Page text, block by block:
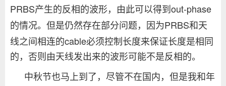
PRBS产生的反相的波形，由此可以得到 out-phase
的情况。但是仍然存在部分问题，因为PRBS和天
线之间相连的cable必须控制长度来保证长度是相同
的，否则由天线发出来的波形可能不是反相的。
中秋节也马上到了，尽管不在国内，但是我和年